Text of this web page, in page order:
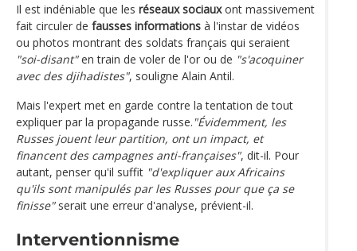
Il est indéniable que les réseaux sociauxont massivement
fait circuler de fausses informations à l'instar de vidéos
ou photos montrant des soldats français qui seraient
"soi-disant"en train de voler de l'or ou de "s'acoquiner
avec des djihadistes", souligne Alain Antil.
Mais l'expert met en garde contre la tentation de tout
expliquer par la propagande russe. "Évidemment, les
Russes jouent leur partition, ont un impact, et
financent des campagnes anti-françaises", dit-il. Pour
autant, penser qu'il suffit "d'expliquer aux Africains
qu'ils sont manipulés par les Russes pour que ça se
finisse"serait une erreur d'analyse, prévient-il.
Interventionnisme